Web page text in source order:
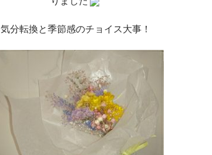
気分転換と季節感のチョイス大事！